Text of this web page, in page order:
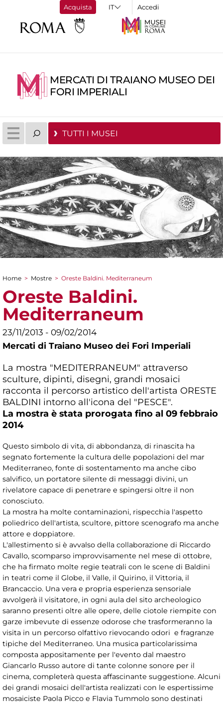
Acquista Accedi
MERCATI DI TRAIANO MUSEO DEI
FORI IMPERIALI
TUTTI I MUSEI
Tu sei qui
Home > Mostre > Oreste Baldini. Mediterraneum
Oreste Baldini.
Mediterraneum
23/11/2013 - 09/02/2014
Mercati di Traiano Museo dei Fori Imperiali
La mostra "MEDITERRANEUM" attraverso
sculture, dipinti, disegni, grandi mosaici
racconta il percorso artistico dell'artista ORESTE
BALDINI intorno all'icona del "PESCE".
La mostra è stata prorogata fino al 09 febbraio
2014
Questo simbolo di vita, di abbondanza, di rinascita ha
segnato fortemente la cultura delle popolazioni del mar
Mediterraneo, fonte di sostentamento ma anche cibo
salvifico, un portatore silente di messaggi divini, un
rivelatore capace di penetrare e spingersi oltre il non
conosciuto.
La mostra ha molte contaminazioni, rispecchia l'aspetto
poliedrico dell'artista, scultore, pittore scenografo ma anche
attore e doppiatore.
L'allestimento si è avvalso della collaborazione di Riccardo
Cavallo, scomparso improvvisamente nel mese di ottobre,
che ha firmato molte regie teatrali con le scene di Baldini
in teatri come il Globe, il Valle, il Quirino, il Vittoria, il
Brancaccio. Una vera e propria esperienza sensoriale
avvolgerà il visitatore, in ogni aula del sito archeologico
saranno presenti oltre alle opere, delle ciotole riempite con
garze imbevute di essenze odorose che trasformeranno la
visita in un percorso olfattivo rievocando odori e fragranze
tipiche del Mediterraneo. Una musica particolarissima
composta appositamente per l'evento dal maestro
Giancarlo Russo autore di tante colonne sonore per il
cinema, completerà questa affascinante suggestione. Alcuni
dei grandi mosaici dell'artista realizzati con le espertissime
mosaiciste Paola Picco e Flavia Tummolo sono destinati